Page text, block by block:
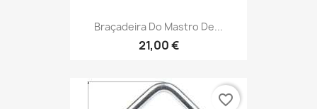
Braçadeira Do Mastro De...
21,00 €
favorite_border